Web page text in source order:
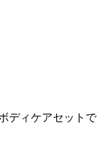
ディケアセットで